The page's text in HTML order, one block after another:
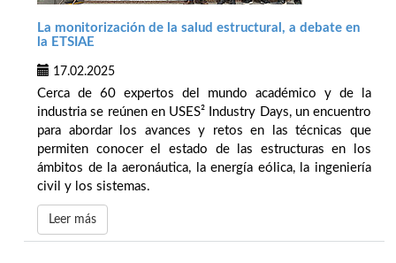
La monitorización de la salud estructural, a debate en
la ETSIAE
17.02.2025
Cerca de 60 expertos del mundo académico y de la
industria se reúnen en USES² Industry Days, un encuentro
para abordar los avances y retos en las técnicas que
permiten conocer el estado de las estructuras en los
ámbitos de la aeronáutica, la energía eólica, la ingeniería
civil y los sistemas.
Leer más